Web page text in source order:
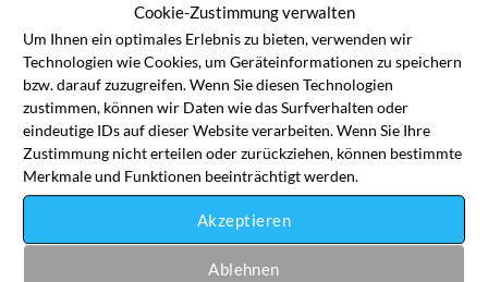
Cookie-Zustimmung verwalten
Um Ihnen ein optimales Erlebnis zu bieten, verwenden wir
Technologien wie Cookies, um Geräteinformationen zu speichern
bzw. darauf zuzugreifen. Wenn Sie diesen Technologien
zustimmen, können wir Daten wie das Surfverhalten oder
eindeutige IDs auf dieser Website verarbeiten. Wenn Sie Ihre
Zustimmung nicht erteilen oder zurückziehen, können bestimmte
Merkmale und Funktionen beeinträchtigt werden.
Akzeptieren
Ablehnen
Auto (Kopfbezüge) Menge
In den Wäschekorb
Artikelnummer:kfz-kob-2502
Kategorie:Auto / KFZ